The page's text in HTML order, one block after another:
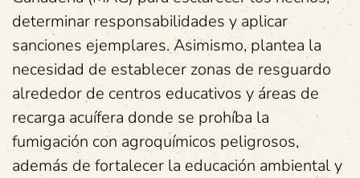
determinar responsabilidades y aplicar
sanciones ejemplares. Asimismo, plantea la
necesidad de establecer zonas de resguardo
alrededor de centros educativos y áreas de
recarga acuífera donde se prohíba la
fumigación con agroquímicos peligrosos,
además de fortalecer la educación ambiental y